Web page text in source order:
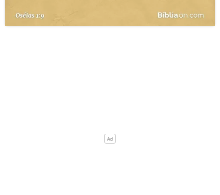
TERMO BÍBLICO